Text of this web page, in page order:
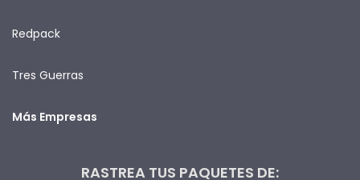
Redpack
Tres Guerras
Más Empresas
RASTREA TUS PAQUETES DE: